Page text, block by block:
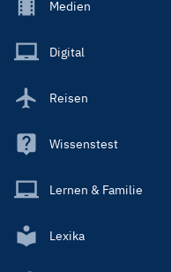
Footer
Main
Medien
Digital
Reisen
Wissenstest
Lernen & Familie
Lexika